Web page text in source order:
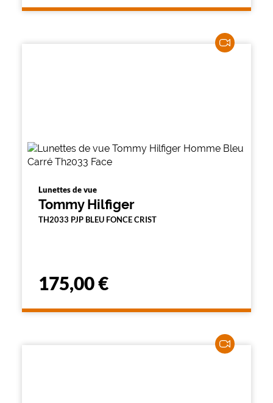
Lunettes de vue
Tommy Hilfiger
TH2033 PJP BLEU FONCE CRIST
175,00 €